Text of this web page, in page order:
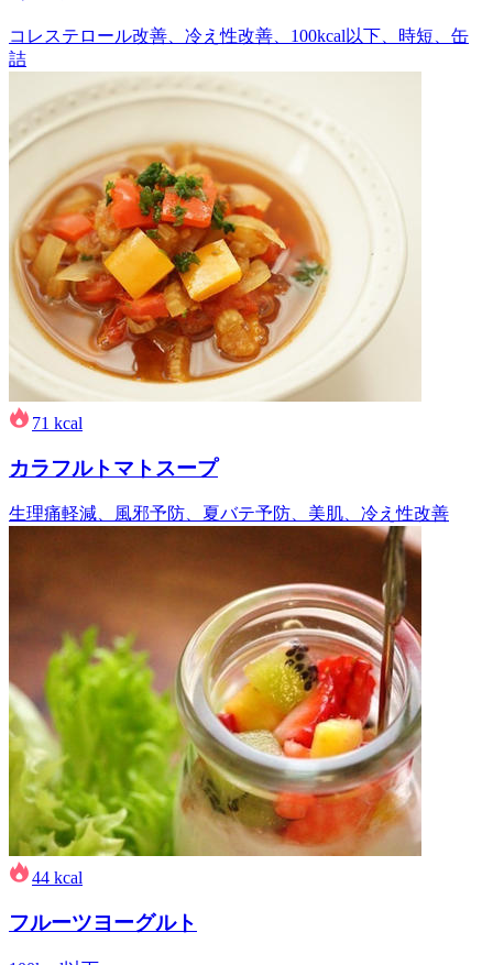
コレステロール改善、冷え性改善、100kcal以下、時短、缶
詰
71 kcal
カラフルトマトスープ
生理痛軽減、風邪予防、夏バテ予防、美肌、冷え性改善
44 kcal
フルーツヨーグルト